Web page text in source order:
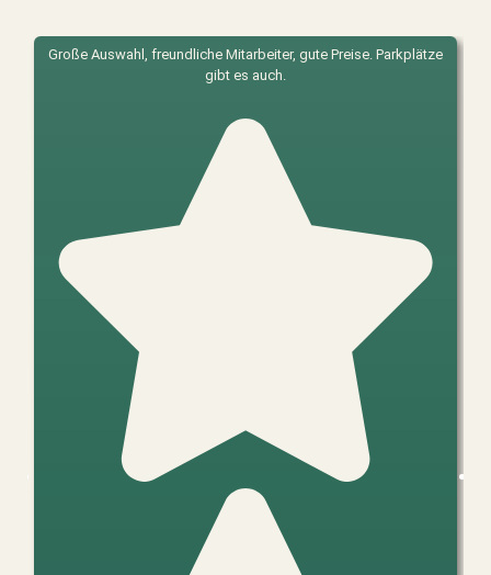
Große Auswahl, freundliche Mitarbeiter, gute Preise. Parkplätze
gibt es auch.